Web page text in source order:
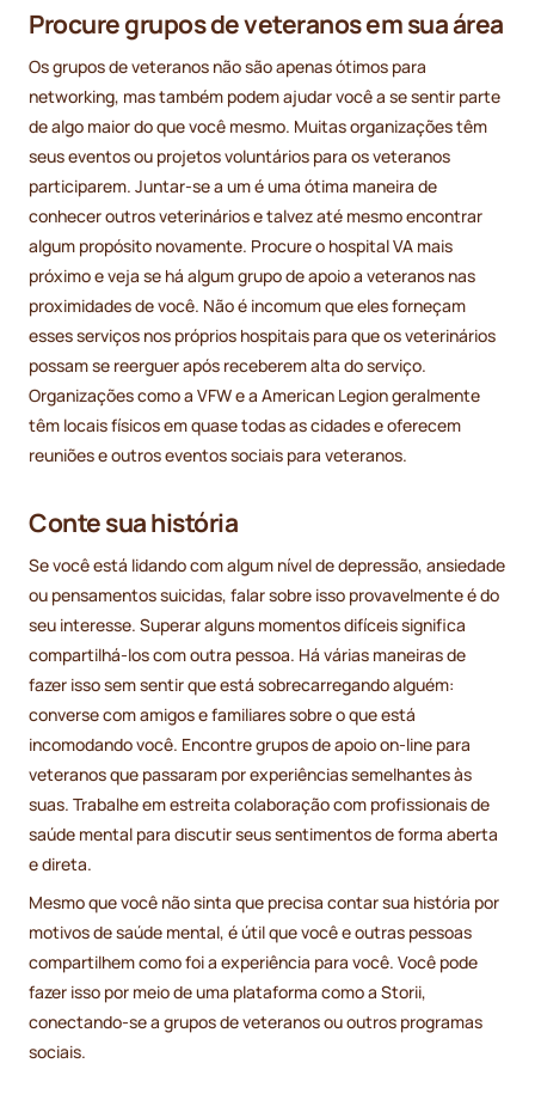
Procure grupos de veteranos em sua área
Os grupos de veteranos não são apenas ótimos para
networking, mas também podem ajudar você a se sentir parte
de algo maior do que você mesmo. Muitas organizações têm
seus eventos ou projetos voluntários para os veteranos
participarem. Juntar-se a um é uma ótima maneira de
conhecer outros veterinários e talvez até mesmo encontrar
algum propósito novamente. Procure o hospital VA mais
próximo e veja se há algum grupo de apoio a veteranos nas
proximidades de você. Não é incomum que eles forneçam
esses serviços nos próprios hospitais para que os veterinários
possam se reerguer após receberem alta do serviço.
Organizações como a VFW e a American Legion geralmente
têm locais físicos em quase todas as cidades e oferecem
reuniões e outros eventos sociais para veteranos.
Conte sua história
Se você está lidando com algum nível de depressão, ansiedade
ou pensamentos suicidas, falar sobre isso provavelmente é do
seu interesse. Superar alguns momentos difíceis significa
compartilhá-los com outra pessoa. Há várias maneiras de
fazer isso sem sentir que está sobrecarregando alguém:
converse com amigos e familiares sobre o que está
incomodando você. Encontre grupos de apoio on-line para
veteranos que passaram por experiências semelhantes às
suas. Trabalhe em estreita colaboração com profissionais de
saúde mental para discutir seus sentimentos de forma aberta
e direta.
Mesmo que você não sinta que precisa contar sua história por
motivos de saúde mental, é útil que você e outras pessoas
compartilhem como foi a experiência para você. Você pode
fazer isso por meio de uma plataforma como a Storii,
conectando-se a grupos de veteranos ou outros programas
sociais.